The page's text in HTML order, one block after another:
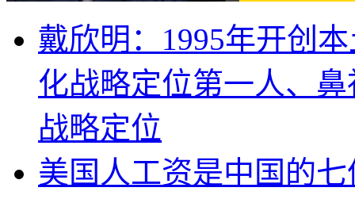
戴欣明：1995年开创
化战略定位第一人、
战略定位
美国人工资是中国的